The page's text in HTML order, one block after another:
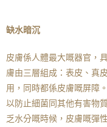
缺水暗沉
皮膚係人體最大嘅器官，
膚由三層組成：表皮、真
用，同時都係皮膚嘅屏障
以防止細菌同其他有害物
乏水分嘅時候，皮膚嘅彈